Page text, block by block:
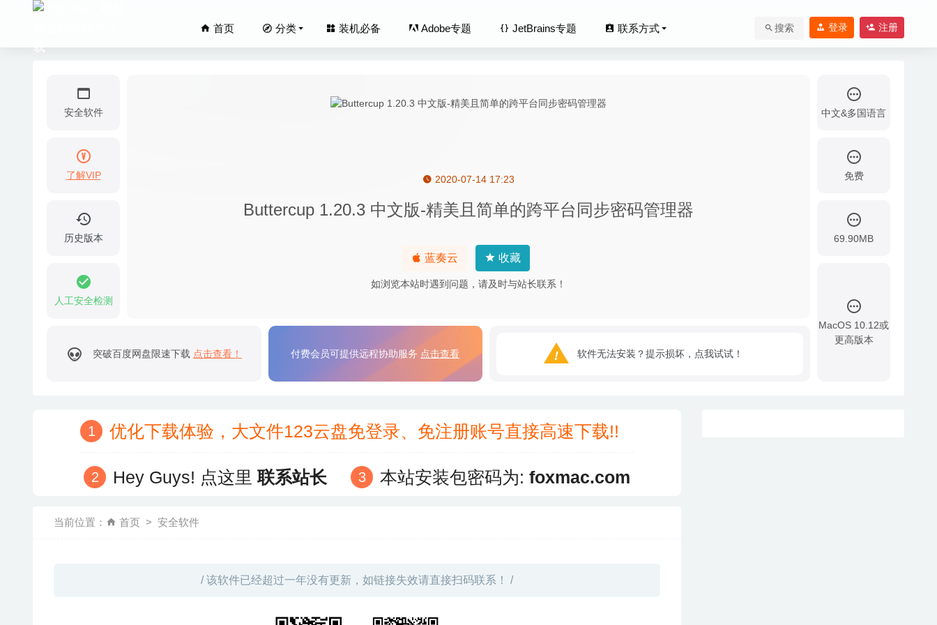
首页 分类 装机必备 Adobe专题 JetBrains专题 联系方式 搜索 登录 注册
安全软件
了解VIP
历史版本
人工安全检测
2020-07-14 17:23
Buttercup 1.20.3 中文版-精美且简单的跨平台同步密码管理器
蓝奏云 收藏
如浏览本站时遇到问题，请及时与站长联系！
中文&多国语言
免费
69.90MB
MacOS 10.12或
更高版本
突破百度网盘限速下载 点击查看！ 付费会员可提供远程协助服务 点击查看 软件无法安装？提示损坏，点我试试！
优化下载体验，大文件123云盘免登录、免注册账号直接高速下载!!
Hey Guys! 点这里联系站长 本站安装包密码为: foxmac.com
当前位置： 首页 安全软件
/ 该软件已经超过一年没有更新，如链接失效请直接扫码联系！ /
ACDSee Photo Studio 6.2.1681 中文版-最好的全能看图工具 2020-04-26
Geekbench 5.1.0 for Mac- 系统性能测试工具 2020-03-03
iShowU Studio 2.2.3 – 优秀的屏幕录制与编辑软件 2020-05-22